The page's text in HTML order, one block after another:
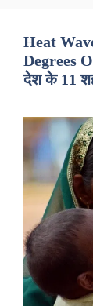
Heat
Degrees
देश के 11